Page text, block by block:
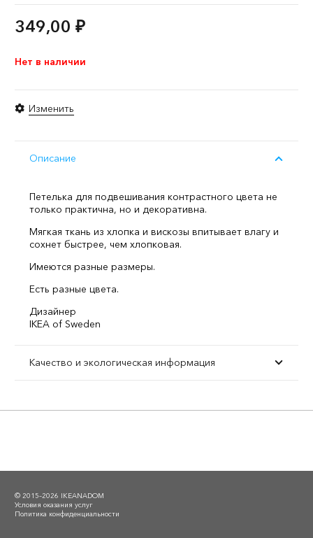
349,00 ₽
Нет в наличии
Изменить
Описание
Петелька для подвешивания контрастного цвета не
только практична, но и декоративна.
Мягкая ткань из хлопка и вискозы впитывает влагу и
сохнет быстрее, чем хлопковая.
Имеются разные размеры.
Есть разные цвета.
Дизайнер
IKEA of Sweden
Качество и экологическая информация
© 2015–2026 IKEANADOM
Условия оказания услуг
Политика конфиденциальности